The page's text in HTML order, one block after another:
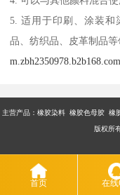
5. 适用于印刷、涂装和
品、纺织品、皮革制品等
m.zbh2350978.b2b168.com
主营产品：橡胶染料 橡胶色母胶
版权所
首页 在线